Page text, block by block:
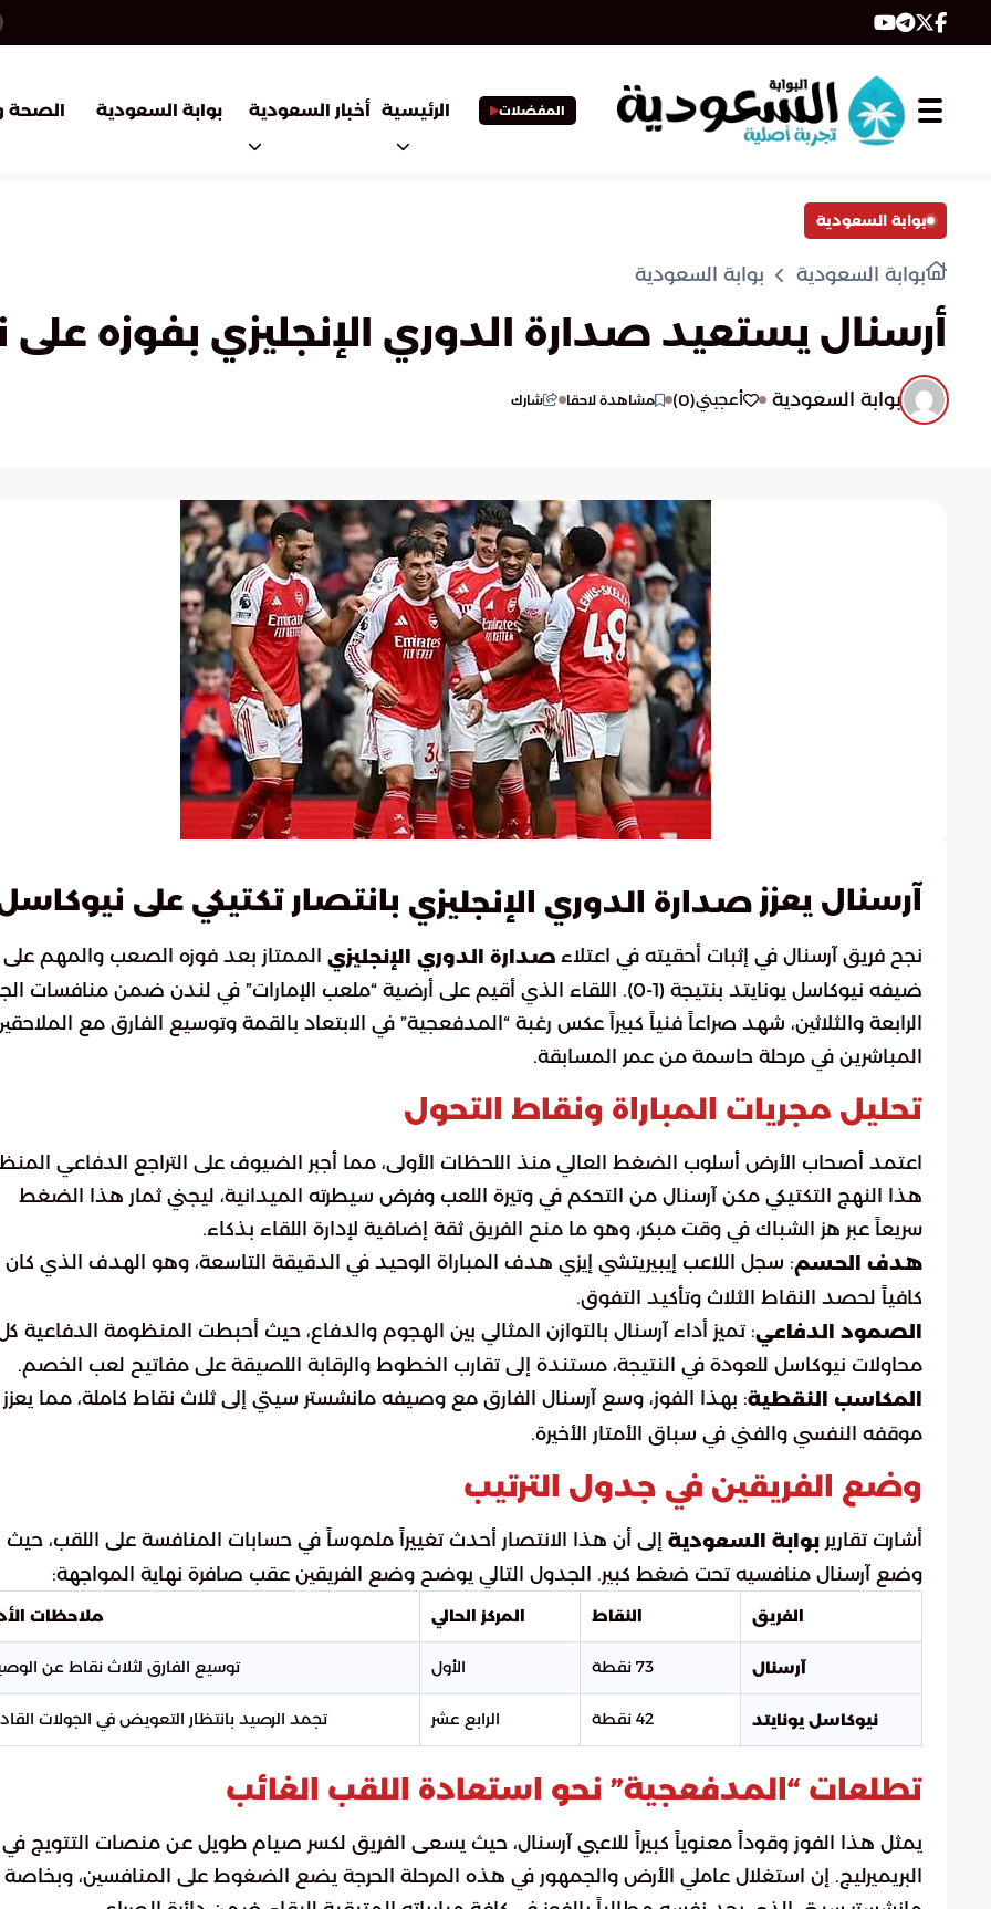
المفضلات الرئيسية أخبار السعودية بوابة السعودية الصحة
بوابة السعودية
بوابة السعودية بوابة السعودية
أرسنال يستعيد صدارة الدوري الإنجليزي بفوزه على
بوابة السعودية أعجبني(
0
) مشاهدة لاحقا شارك
آرسنال يعزز صدارة الدوري الإنجليزي بانتصار تكتيكي على
نجح فريق آرسنال في إثبات أحقيته في اعتلاء صدارة الدوري الإنجليزي الممتاز بعد فوزه الصعب والمهم على
ضيفه نيوكاسل يونايتد بنتيجة (1-0). اللقاء الذي أقيم على أرضية “ملعب الإمارات” في لندن ضمن منافسات
الرابعة والثلاثين، شهد صراعاً فنياً كبيراً عكس رغبة “المدفعجية” في الابتعاد بالقمة وتوسيع الفارق مع
المباشرين في مرحلة حاسمة من عمر المسابقة.
تحليل مجريات المباراة ونقاط التحول
اعتمد أصحاب الأرض أسلوب الضغط العالي منذ اللحظات الأولى، مما أجبر الضيوف على التراجع الدفاعي
هذا النهج التكتيكي مكن آرسنال من التحكم في وتيرة اللعب وفرض سيطرته الميدانية، ليجني ثمار هذا الضغط
سريعاً عبر هز الشباك في وقت مبكر، وهو ما منح الفريق ثقة إضافية لإدارة اللقاء بذكاء.
هدف الحسم: سجل اللاعب إيبيريتشي إيزي هدف المباراة الوحيد في الدقيقة التاسعة، وهو الهدف الذي كان
كافياً لحصد النقاط الثلاث وتأكيد التفوق.
الصمود الدفاعي: تميز أداء آرسنال بالتوازن المثالي بين الهجوم والدفاع، حيث أحبطت المنظومة الدفاعية
محاولات نيوكاسل للعودة في النتيجة، مستندة إلى تقارب الخطوط والرقابة اللصيقة على مفاتيح لعب الخصم.
المكاسب النقطية: بهذا الفوز، وسع آرسنال الفارق مع وصيفه مانشستر سيتي إلى ثلاث نقاط كاملة، مما يعزز
موقفه النفسي والفني في سباق الأمتار الأخيرة.
وضع الفريقين في جدول الترتيب
أشارت تقارير بوابة السعودية إلى أن هذا الانتصار أحدث تغييراً ملموساً في حسابات المنافسة على اللقب، حيث
وضع آرسنال منافسيه تحت ضغط كبير. الجدول التالي يوضح وضع الفريقين عقب صافرة نهاية المواجهة:
الفريق النقاط المركز الحالي ملاحظات
آرسنال 73 نقطة الأول توسيع الفارق لثلاث نقاط عن
نيوكاسل يونايتد 42 نقطة الرابع عشر تجمد الرصيد بانتظار التعويض في الجولات
تطلعات “المدفعجية” نحو استعادة اللقب الغائب
يمثل هذا الفوز وقوداً معنوياً كبيراً للاعبي آرسنال، حيث يسعى الفريق لكسر صيام طويل عن منصات التتويج في
البريميرليج. إن استغلال عاملي الأرض والجمهور في هذه المرحلة الحرجة يضع الضغوط على المنافسين، وبخاصة